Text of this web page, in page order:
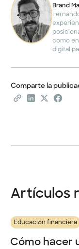
Brand
como
digital
Comparte la
Artículos
Educación financiera
Cómo hacer